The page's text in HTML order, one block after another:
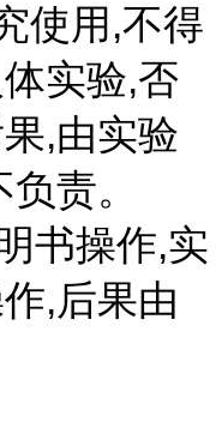
使用,不得
实验,否
,由实验
责。
书操作,实
,后果由